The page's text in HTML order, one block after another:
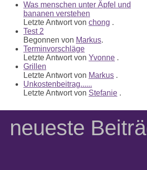
Was menschen unter Äpfel und
bananen verstehen
Letzte Antwort von chong .
Test 2
Begonnen von Markus.
Terminvorschläge
Letzte Antwort von Yvonne .
Grillen
Letzte Antwort von Markus .
Unkostenbeitrag......
Letzte Antwort von Stefanie .
neueste